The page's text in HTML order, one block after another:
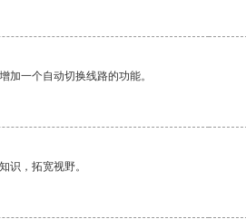
加一个自动切换线路的功能。
识，拓宽视野。